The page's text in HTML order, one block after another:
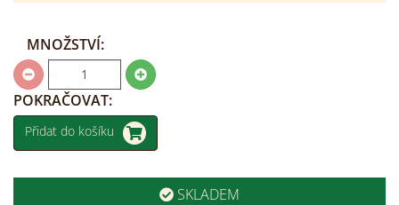
MNOŽSTVÍ:
POKRAČOVAT:
Přidat do košíku
SKLADEM